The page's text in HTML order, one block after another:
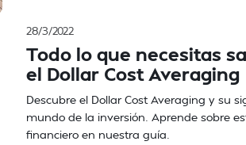
28/3/2022
Todo lo que necesitas
el Dollar Cost Averaging
Descubre el Dollar Cost Averaging y su
mundo de la inversión. Aprende sobre
financiero en nuestra guía.